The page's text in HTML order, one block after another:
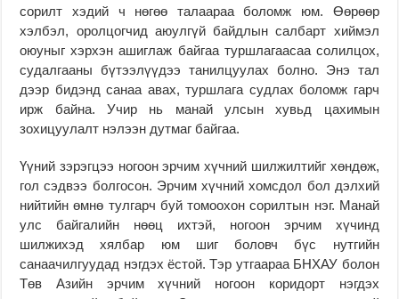
сорилт хэдий ч нөгөө талаараа боломж юм. Өөрөөр
хэлбэл, оролцогчид аюулгүй байдлын салбарт хиймэл
оюуныг хэрхэн ашиглаж байгаа туршлагаасаа солилцох,
судалгааны бүтээлүүдээ танилцуулах болно. Энэ тал
дээр бидэнд санаа авах, туршлага судлах боломж гарч
ирж байна. Учир нь манай улсын хувьд цахимын
зохицуулалт нэлээн дутмаг байгаа.
Үүний зэрэгцээ ногоон эрчим хүчний шилжилтийг хөндөж,
гол сэдвээ болгосон. Эрчим хүчний хомсдол бол дэлхий
нийтийн өмнө тулгарч буй томоохон сорилтын нэг. Манай
улс байгалийн нөөц ихтэй, ногоон эрчим хүчинд
шилжихэд хялбар юм шиг боловч бүс нутгийн
санаачилгуудад нэгдэх ёстой. Тэр утгаараа БНХАУ болон
Төв Азийн эрчим хүчний ногоон коридорт нэгдэх